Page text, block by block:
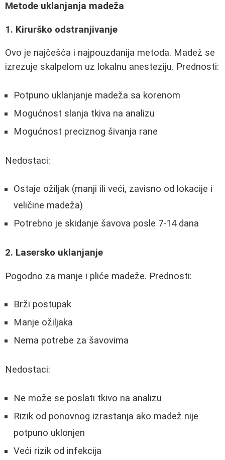
Metode uklanjanja madeža
1. Kirurško odstranjivanje
Ovo je najčešća i najpouzdanija metoda. Madež se
izrezuje skalpelom uz lokalnu anesteziju. Prednosti:
Potpuno uklanjanje madeža sa korenom
Mogućnost slanja tkiva na analizu
Mogućnost preciznog šivanja rane
Nedostaci:
Ostaje ožiljak (manji ili veći, zavisno od lokacije i
veličine madeža)
Potrebno je skidanje šavova posle 7-14 dana
2. Lasersko uklanjanje
Pogodno za manje i pliće madeže. Prednosti:
Brži postupak
Manje ožiljaka
Nema potrebe za šavovima
Nedostaci:
Ne može se poslati tkivo na analizu
Rizik od ponovnog izrastanja ako madež nije
potpuno uklonjen
Veći rizik od infekcija